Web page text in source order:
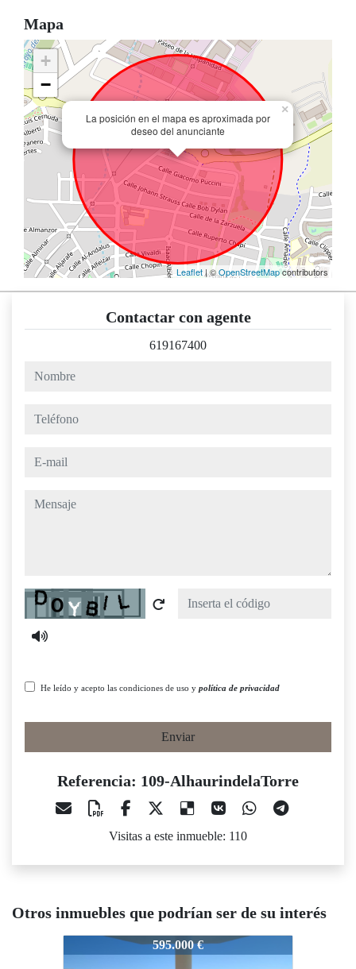
Mapa
La posición en el mapa es aproximada por
deseo del anunciante
×
+
−
Leaflet| ©OpenStreetMapcontributors
Contactar con agente
619167400
nombre
teléfono
e-mail
mensaje
Captcha
He leído y acepto las condiciones de uso y política de privacidad
Enviar
Referencia: 109-AlhaurindelaTorre
Visitas a este inmueble: 110
Otros inmuebles que podrían ser de su interés
AlhaurindelaTorre
595.000 €
109-AlhaurindelaTorre
684.000 €